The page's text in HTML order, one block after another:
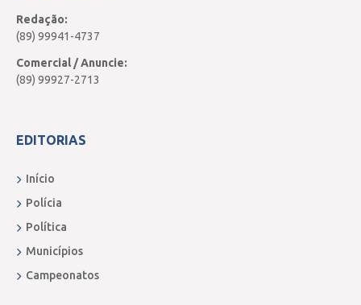
Redação:
(89) 99941-4737
Comercial / Anuncie:
(89) 99927-2713
EDITORIAS
Início
Polícia
Política
Municípios
Campeonatos